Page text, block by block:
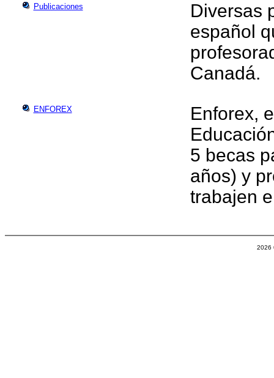
Publicaciones
Diversas
español
Canadá.
ENFOREX
Enforex,
5 becas
años) y
trabajen
2026